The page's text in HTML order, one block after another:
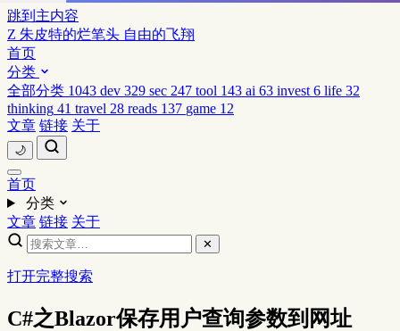
跳到主内容
Z 朱皮特的烂笔头 自由的飞翔
首页
分类
全部分类 1043 dev 329 sec 247 tool 143 ai 63 invest 6 life 32
thinking 41 travel 28 reads 137 game 12
文章 链接 关于
🌙
首页
分类
文章 链接 关于
✕
打开完整搜索
C#之Blazor保存用户查询参数到网址